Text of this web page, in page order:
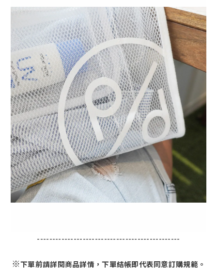
-----------------------------------------------
※下單前請詳閱商品詳情，下單結帳即代表同意訂購規範。